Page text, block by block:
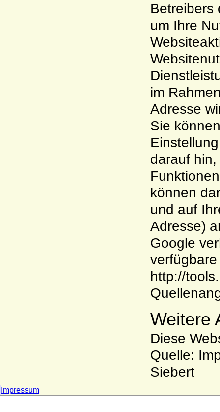
Betreibers
um Ihre
im
Adresse
Sie
darauf
können
und auf
Adresse)
Google
http://
Weitere
Diese
Quelle:
Siebert
Impressum